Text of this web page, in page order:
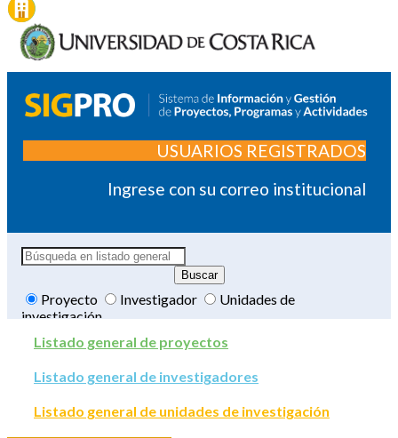
USUARIOS REGISTRADOS
Ingrese con su correo institucional
Proyecto Investigador
Unidades de
investigación
Listado general de proyectos
Listado general de investigadores
Listado general de unidades de investigación